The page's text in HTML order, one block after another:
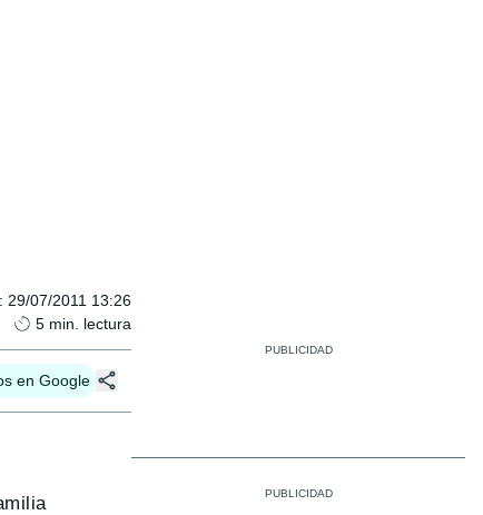
: 29/07/2011 13:26
5 min. lectura
en Google